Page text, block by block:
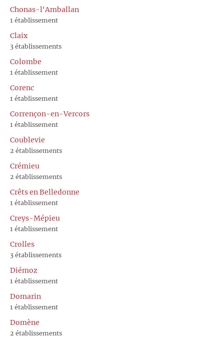
Chonas-l'Amballan
1 établissement
Claix
3 établissements
Colombe
1 établissement
Corenc
1 établissement
Corrençon-en-Vercors
1 établissement
Coublevie
2 établissements
Crémieu
2 établissements
Crêts en Belledonne
1 établissement
Creys-Mépieu
1 établissement
Crolles
3 établissements
Diémoz
1 établissement
Domarin
1 établissement
Domène
2 établissements